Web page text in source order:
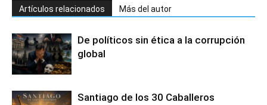
Artículos relacionados Más del autor
De políticos sin ética a la corrupción
global
Santiago de los 30 Caballeros